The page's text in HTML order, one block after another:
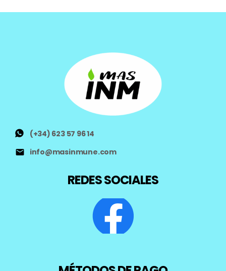
(+34) 623 57 96 14
info@masinmune.com
REDES SOCIALES